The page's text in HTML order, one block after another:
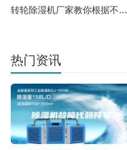
转轮除湿机厂家教你根据不同环境合理选择设备类型
热门资讯